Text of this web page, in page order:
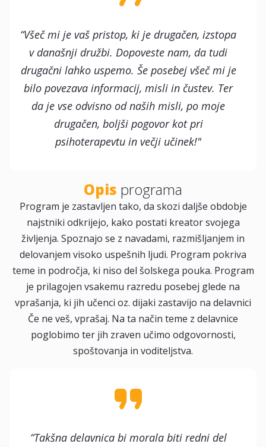
“Všeč mi je vaš pristop, ki je drugačen, izstopa
v današnji družbi. Dopoveste nam, da tudi
drugačni lahko uspemo. Še posebej všeč mi je
bilo povezava informacij, misli in čustev. Ter
da je vse odvisno od naših misli, po moje
drugačen, boljši pogovor kot pri
psihoterapevtu in večji učinek!"
Opis programa
Program je zastavljen tako, da skozi daljše obdobje
najstniki odkrijejo, kako postati kreator svojega
življenja. Spoznajo se z navadami, razmišljanjem in
delovanjem visoko uspešnih ljudi. Program pokriva
teme in področja, ki niso del šolskega pouka. Program
je prilagojen vsakemu razredu posebej glede na
vprašanja, ki jih učenci oz. dijaki zastavijo na delavnici
Če ne veš, vprašaj. Na ta način teme z delavnice
poglobimo ter jih zraven učimo odgovornosti,
spoštovanja in voditeljstva.
“Takšna delavnica bi morala biti redni del